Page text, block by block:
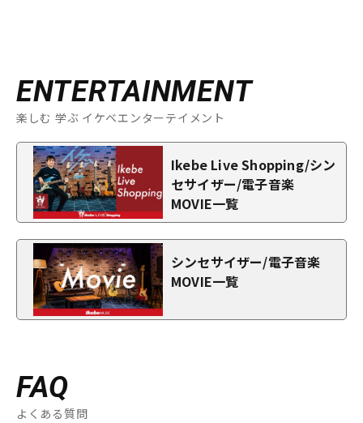
ENTERTAINMENT
楽しむ 学ぶ イケベエンターテイメント
Ikebe Live Shopping/シン
セサイザー/電子音楽
MOVIE一覧
シンセサイザー/電子音楽
MOVIE一覧
FAQ
よくある質問